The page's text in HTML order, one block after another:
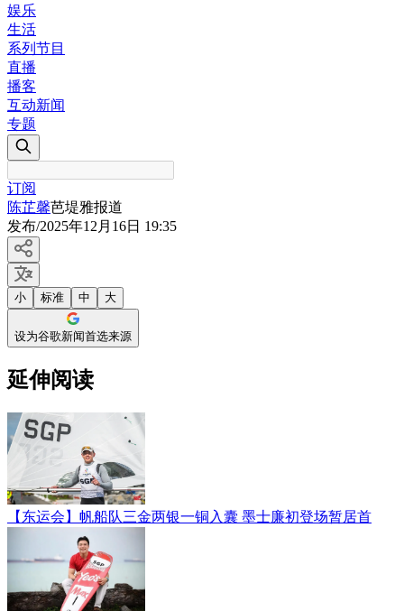
娱乐
生活
系列节目
直播
播客
互动新闻
专题
订阅
陈芷馨芭堤雅报道
发布/2025年12月16日 19:35
小 标准 中 大
设为谷歌新闻首选来源
延伸阅读
【东运会】帆船队三金两银一铜入囊 墨士廉初登场暂居首